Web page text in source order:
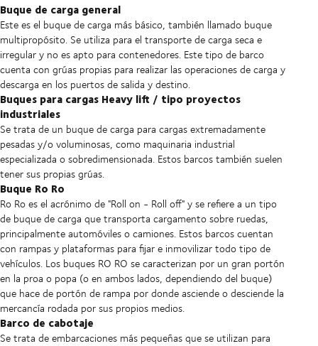
Buque de carga general
Este es el buque de carga más básico, también llamado buque
multipropósito. Se utiliza para el transporte de carga seca e
irregular y no es apto para contenedores. Este tipo de barco
cuenta con grúas propias para realizar las operaciones de carga y
descarga en los puertos de salida y destino.
Buques para cargas Heavy lift / tipo proyectos
industriales
Se trata de un buque de carga para cargas extremadamente
pesadas y/o voluminosas, como maquinaria industrial
especializada o sobredimensionada. Estos barcos también suelen
tener sus propias grúas.
Buque Ro Ro
Ro Ro es el acrónimo de "Roll on - Roll off" y se refiere a un tipo
de buque de carga que transporta cargamento sobre ruedas,
principalmente automóviles o camiones. Estos barcos cuentan
con rampas y plataformas para fijar e inmovilizar todo tipo de
vehículos. Los buques RO RO se caracterizan por un gran portón
en la proa o popa (o en ambos lados, dependiendo del buque)
que hace de portón de rampa por donde asciende o desciende la
mercancía rodada por sus propios medios.
Barco de cabotaje
Se trata de embarcaciones más pequeñas que se utilizan para